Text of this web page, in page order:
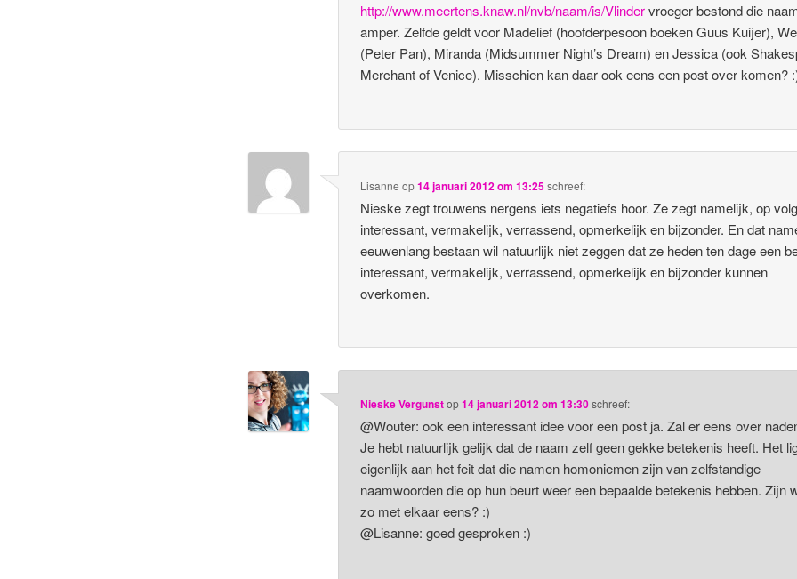
http://www.meertens.knaw.nl/nvb/naam/is/Vlindervroeger bestond die
amper. Zelfde geldt voor Madelief (hoofderpesoon boeken Guus Kuijer),
(Peter Pan), Miranda (Midsummer Night’s Dream) en Jessica (ook
Merchant of Venice). Misschien kan daar ook eens een post over komen?
Lisanne op14 januari 2012 om 13:25schreef:
Nieske zegt trouwens nergens iets negatiefs hoor. Ze zegt namelijk, op
interessant, vermakelijk, verrassend, opmerkelijk en bijzonder. En dat
eeuwenlang bestaan wil natuurlijk niet zeggen dat ze heden ten dage een
interessant, vermakelijk, verrassend, opmerkelijk en bijzonder kunnen
overkomen.
Nieske Vergunstop14 januari 2012 om 13:30schreef:
@Wouter: ook een interessant idee voor een post ja. Zal er eens over
Je hebt natuurlijk gelijk dat de naam zelf geen gekke betekenis heeft. Het
eigenlijk aan het feit dat die namen homoniemen zijn van zelfstandige
naamwoorden die op hun beurt weer een bepaalde betekenis hebben. Zijn
zo met elkaar eens? :)
@Lisanne: goed gesproken :)